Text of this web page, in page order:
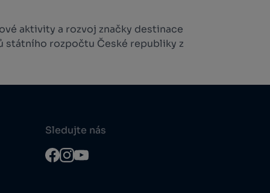
aktivity a rozvoj značky destinace
státního rozpočtu České republiky z
Sledujte nás